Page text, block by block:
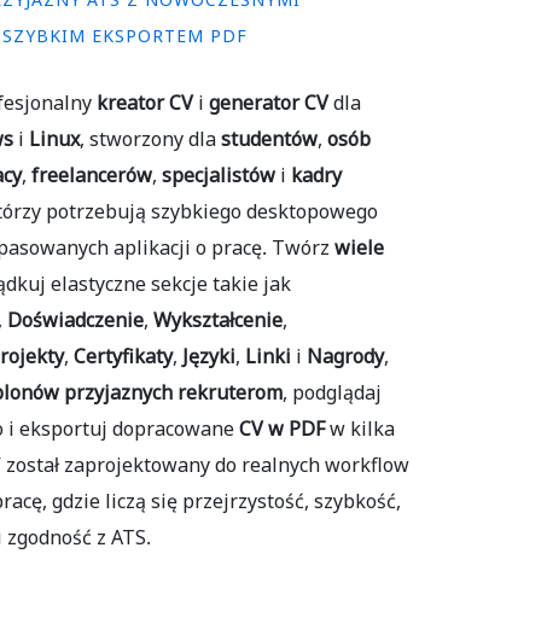
EKSPORTEM PDF
kreator CVigenerator CVdla
iLinux, stworzony dlastudentów,osób
,freelancerów,specjalistówikadry
potrzebują szybkiego desktopowego
aplikacji o pracę. Twórzwiele
elastyczne sekcje takie jak
Doświadczenie,Wykształcenie,
,Certyfikaty,Języki,LinkiiNagrody,
przyjaznych rekruterom, podglądaj
eksportuj dopracowaneCV w PDFw kilka
został zaprojektowany do realnych workflow
gdzie liczą się przejrzystość, szybkość,
z ATS.